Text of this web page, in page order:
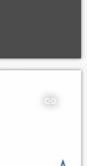
insert_link